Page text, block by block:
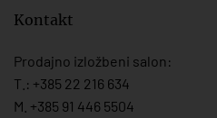
Kontakt
Prodajno izložbeni salon:
T.: +385 22 216 634
M. +385 91 446 5504